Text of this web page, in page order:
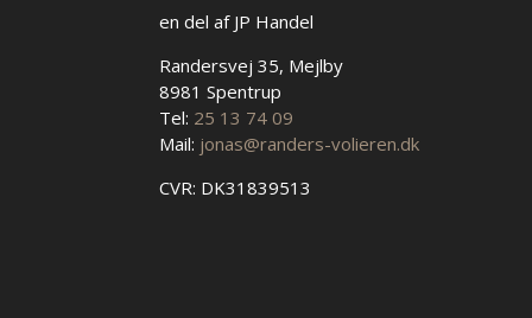
en del af JP Handel
Randersvej 35, Mejlby
8981 Spentrup
Tel: 25 13 74 09
Mail: jonas@randers-volieren.dk
CVR: DK31839513